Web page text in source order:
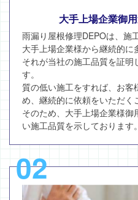
大手上場企業御
雨漏り屋根修理DEPOは、施
大手上場企業様から継続的に
それが当社の施工品質を証
す。
質の低い施工をすれば、お客
め、継続的に依頼をいただく
そのため、大手上場企業様
い施工品質を示しております。
02